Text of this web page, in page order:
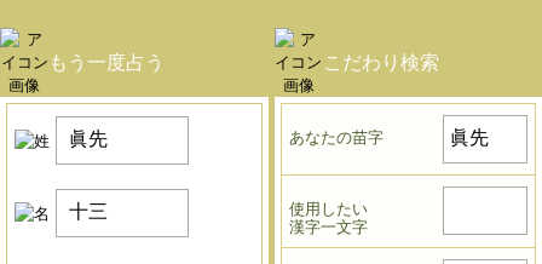
もう一度占う こだわり検索
あなたの苗字
使用したい
漢字一文字